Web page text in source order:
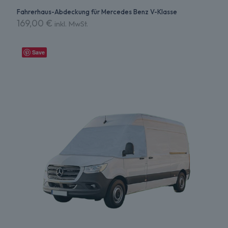
Fahrerhaus-Abdeckung für Mercedes Benz V-Klasse
169,00 € inkl. MwSt.
Produkt
weistSave